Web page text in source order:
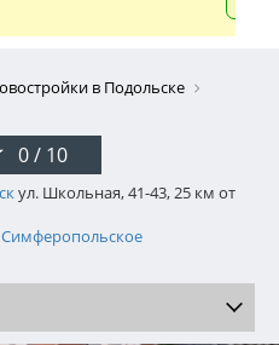
в Подольске
0 / 10
ул. Школьная, 41-43, 25 км от
Симферопольское